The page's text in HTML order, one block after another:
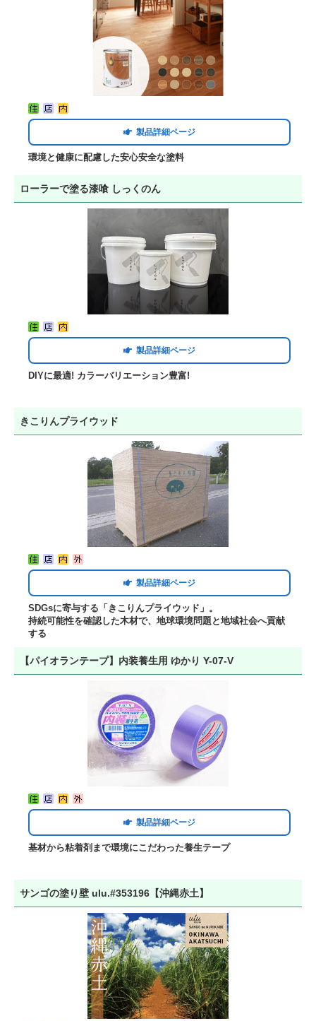
製品詳細ページ
環境と健康に配慮した安心安全な塗料
ローラーで塗る漆喰 しっくのん
製品詳細ページ
DIYに最適! カラーバリエーション豊富!
きこりんプライウッド
製品詳細ページ
SDGsに寄与する「きこりんプライウッド」。
持続可能性を確認した木材で、地球環境問題と地域社会へ貢献
する
【パイオランテープ】内装養生用 ゆかり Y-07-V
製品詳細ページ
基材から粘着剤まで環境にこだわった養生テープ
サンゴの塗り壁 ulu.#353196【沖縄赤土】